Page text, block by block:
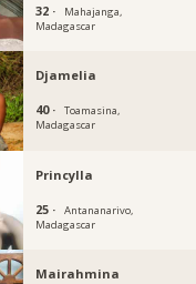
32 ·
Mahajanga,
Madagascar
Djamelia
40 ·
Toamasina,
Madagascar
Princylla
25 ·
Antananarivo,
Madagascar
Mairahmina